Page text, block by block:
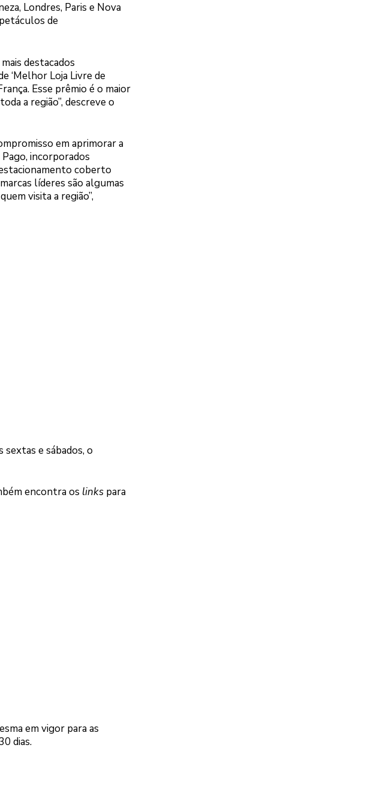
Londres, Paris e Nova
de
destacados
‘Melhor Loja Livre de
Esse prêmio é o maior
a região”, descreve o
em aprimorar a
incorporados
coberto
líderes são algumas
visita a região”,
e sábados, o
encontra os linkspara
em vigor para as
dias.